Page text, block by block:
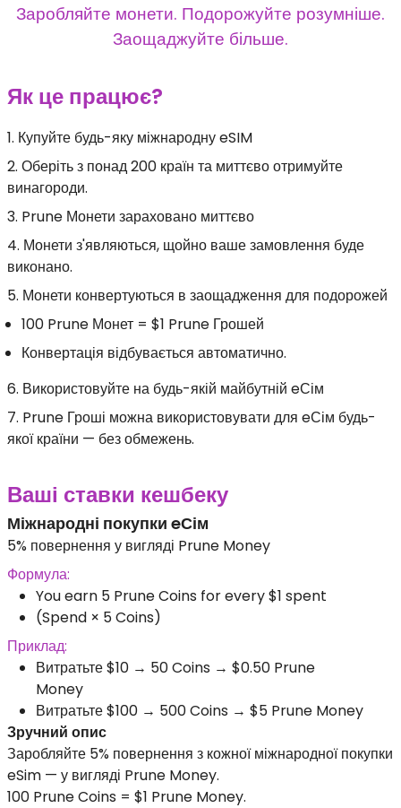
Заробляйте монети. Подорожуйте розумніше.
Заощаджуйте більше.
Як це працює?
1. Купуйте будь-яку міжнародну eSIM
2. Оберіть з понад 200 країн та миттєво отримуйте
винагороди.
3. Prune Монети зараховано миттєво
4. Монети з'являються, щойно ваше замовлення буде
виконано.
5. Монети конвертуються в заощадження для подорожей
100 Prune Монет = $1 Prune Грошей
Конвертація відбувається автоматично.
6. Використовуйте на будь-якій майбутній eСім
7. Prune Гроші можна використовувати для eСім будь-
якої країни — без обмежень.
Ваші ставки кешбеку
Міжнародні покупки eСім
5% повернення у вигляді Prune Money
Формула:
You earn 5 Prune Coins for every $1 spent
(Spend × 5 Coins)
Приклад:
Витратьте $10 → 50 Coins → $0.50 Prune
Money
Витратьте $100 → 500 Coins → $5 Prune Money
Зручний опис
Заробляйте 5% повернення з кожної міжнародної покупки
eSim — у вигляді Prune Money.
100 Prune Coins = $1 Prune Money.